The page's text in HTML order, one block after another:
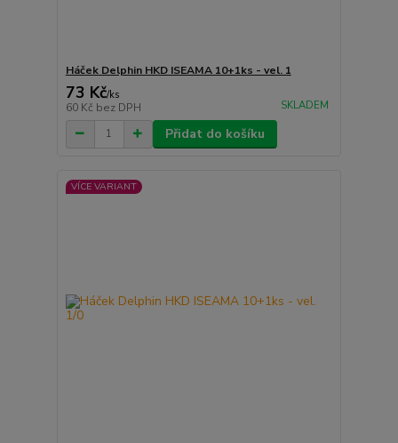
Háček Delphin HKD ISEAMA 10+1ks - vel. 1
73 Kč/ks
60 Kč bez DPH SKLADEM
Přidat do košíku
VÍCE VARIANT